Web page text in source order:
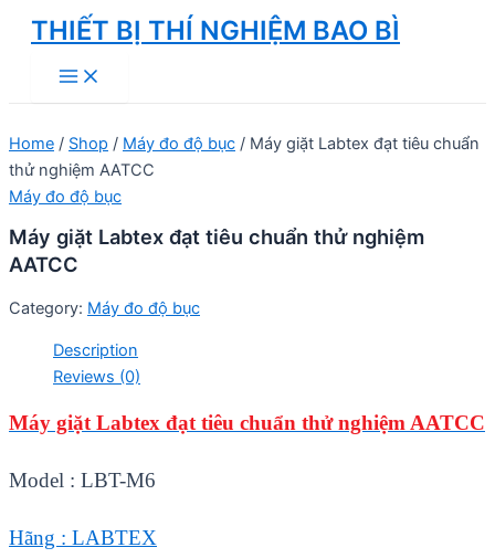
Skip
content
THIẾT BỊ THÍ NGHIỆM BAO BÌ
Main
Menu
Home / Shop / Máy đo độ bục / Máy giặt Labtex đạt tiêu chuẩn
thử nghiệm AATCC
Máy đo độ bục
Máy giặt Labtex đạt tiêu chuẩn thử nghiệm
AATCC
Category: Máy đo độ bục
Description
Reviews (0)
Máy giặt Labtex đạt tiêu chuẩn thử nghiệm AATCC
Model : LBT-M6
Hãng : LABTEX